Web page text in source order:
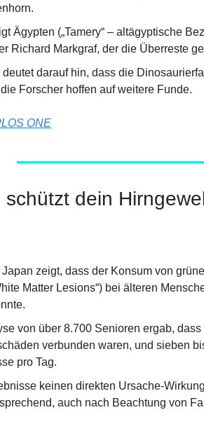
Ägypten („Tamery“ – altägyptische
Richard Markgraf, der die Überreste
darauf hin, dass die
Forscher hoffen auf weitere Funde.
ONE
dein
zeigt, dass der Konsum von
Matter Lesions“) bei älteren
von über 8.700 Senioren ergab,
verbunden waren, und sieben
pro Tag.
keinen direkten Ursache-
auch nach Beachtung von